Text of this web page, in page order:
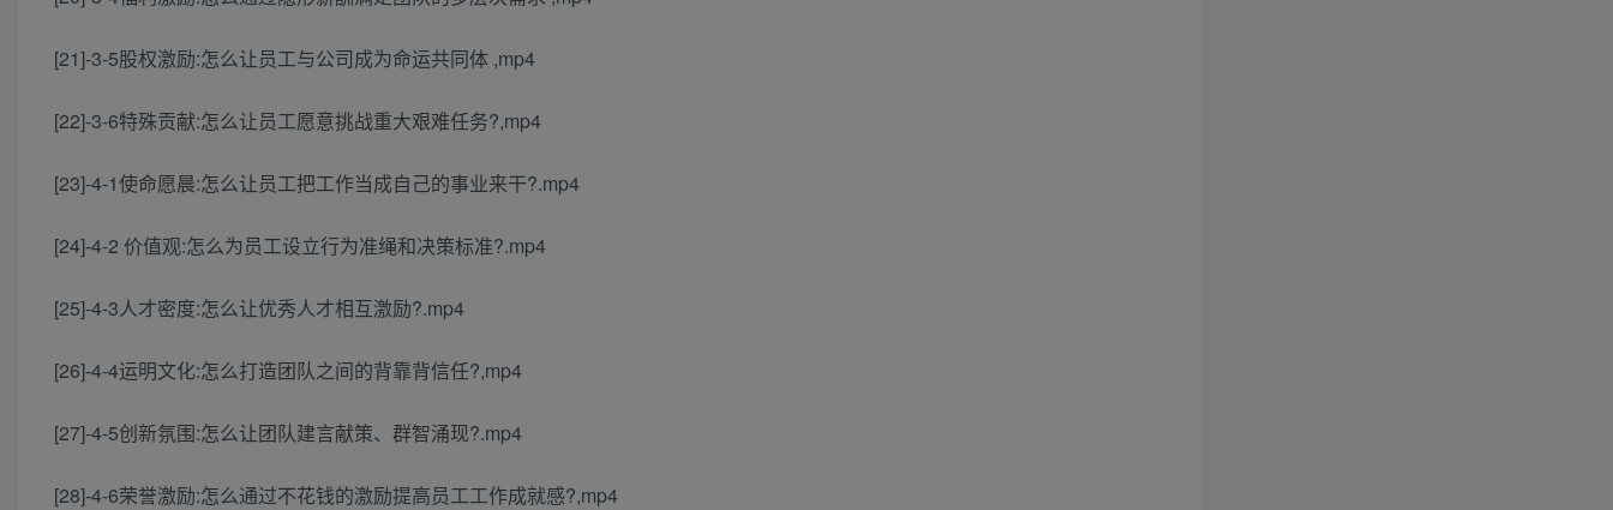
[21]-3-5股权激励:怎么让员工与公司成为命运共同体 ,mp4
[22]-3-6特殊贡献:怎么让员工愿意挑战重大艰难任务?,mp4
[23]-4-1使命愿晨:怎么让员工把工作当成自己的事业来干?.mp4
[24]-4-2 价值观:怎么为员工设立行为准绳和决策标准?.mp4
[25]-4-3人才密度:怎么让优秀人才相互激励?.mp4
[26]-4-4运明文化:怎么打造团队之间的背靠背信任?,mp4
[27]-4-5创新氛围:怎么让团队建言献策、群智涌现?.mp4
[28]-4-6荣誉激励:怎么通过不花钱的激励提高员工工作成就感?,mp4